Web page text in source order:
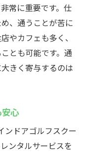
常に重要です。仕
、通うことが苦に
やカフェも多く、
とも可能です。通
きく寄与するのは
心
ンドアゴルフスクー
ンタルサービスを